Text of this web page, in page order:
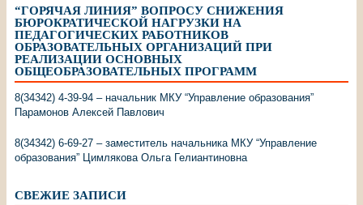
“ГОРЯЧАЯ ЛИНИЯ” ВОПРОСУ СНИЖЕНИЯ
БЮРОКРАТИЧЕСКОЙ НАГРУЗКИ НА
ПЕДАГОГИЧЕСКИХ РАБОТНИКОВ
ОБРАЗОВАТЕЛЬНЫХ ОРГАНИЗАЦИЙ ПРИ
РЕАЛИЗАЦИИ ОСНОВНЫХ
ОБЩЕОБРАЗОВАТЕЛЬНЫХ ПРОГРАММ
8(34342) 4-39-94 – начальник МКУ “Управление образования”
Парамонов Алексей Павлович
8(34342) 6-69-27 – заместитель начальника МКУ “Управление
образования” Цимлякова Ольга Гелиантиновна
СВЕЖИЕ ЗАПИСИ